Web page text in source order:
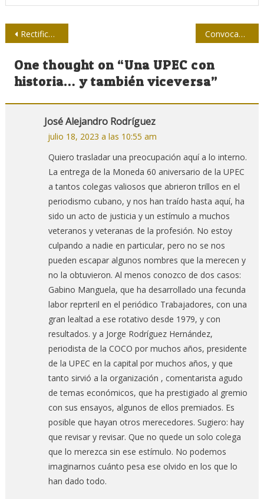
Navegación
de
entradas
Rectificar en la prensa para rectificar en la sociedad Convocan al Premio Nacional de Periodismo de Investigación Quijote de Cuba
One thought on “Una UPEC con
historia… y también viceversa”
José Alejandro Rodríguez
julio 18, 2023 a las 10:55 am
Quiero trasladar una preocupación aquí a lo interno.
La entrega de la Moneda 60 aniversario de la UPEC
a tantos colegas valiosos que abrieron trillos en el
periodismo cubano, y nos han traído hasta aquí, ha
sido un acto de justicia y un estímulo a muchos
veteranos y veteranas de la profesión. No estoy
culpando a nadie en particular, pero no se nos
pueden escapar algunos nombres que la merecen y
no la obtuvieron. Al menos conozco de dos casos:
Gabino Manguela, que ha desarrollado una fecunda
labor reprteril en el periódico Trabajadores, con una
gran lealtad a ese rotativo desde 1979, y con
resultados. y a Jorge Rodríguez Hernández,
periodista de la COCO por muchos años, presidente
de la UPEC en la capital por muchos años, y que
tanto sirvió a la organización , comentarista agudo
de temas económicos, que ha prestigiado al gremio
con sus ensayos, algunos de ellos premiados. Es
posible que hayan otros merecedores. Sugiero: hay
que revisar y revisar. Que no quede un solo colega
que lo merezca sin ese estímulo. No podemos
imaginarnos cuánto pesa ese olvido en los que lo
han dado todo.